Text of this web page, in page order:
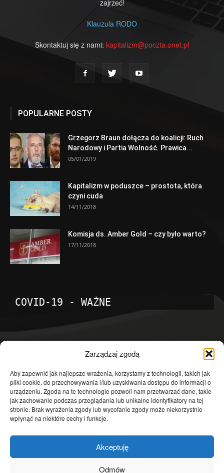
Zarządzaj zgodą
Aby zapewnić jak najlepsze wrażenia, korzystamy z technologii, takich jak
pliki cookie, do przechowywania i/lub uzyskiwania dostępu do informacji o
urządzeniu. Zgoda na te technologie pozwoli nam przetwarzać dane, takie
jak zachowanie podczas przeglądania lub unikalne identyfikatory na tej
stronie. Brak wyrażenia zgody lub wycofanie zgody może niekorzystnie
wpłynąć na niektóre cechy i funkcje.
Akceptuję
Odmów
zajrzeć!
Klauzula RODO
Skontaktuj się z nami: kapitalizm@poczta.onet.pl
POPULARNE POSTY
Grzegorz Braun dołącza do koalicji: Ruch
Narodowy i Partia Wolność. Prawica...
05/01/2019
Kapitalizm w poduszce – prostota, która
czyni cuda
14/11/2018
Komisja ds. Amber Gold – czy było warto?
17/11/2018
COVID-19 - WAŻNE
Temat dnia
4601
Publicystyka
4363
Polityka
3639
Polska
Społeczeństwo
2823